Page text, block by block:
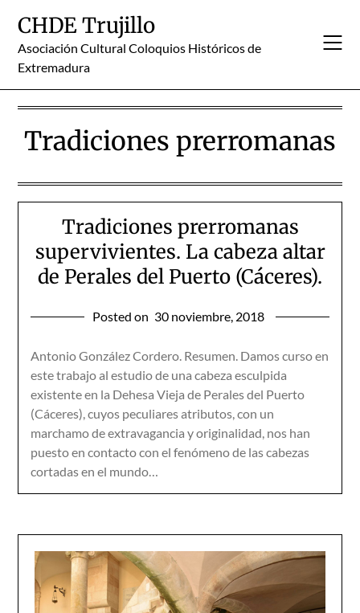
content
CHDE Trujillo
Asociación Cultural Coloquios Históricos de
Extremadura
Tradiciones prerromanas
Tradiciones prerromanas
supervivientes. La cabeza altar
de Perales del Puerto (Cáceres).
Posted on 30 noviembre, 2018
Antonio González Cordero. Resumen. Damos curso en
este trabajo al estudio de una cabeza esculpida
existente en la Dehesa Vieja de Perales del Puerto
(Cáceres), cuyos peculiares atributos, con un
marchamo de extravagancia y originalidad, nos han
puesto en contacto con el fenómeno de las cabezas
cortadas en el mundo…